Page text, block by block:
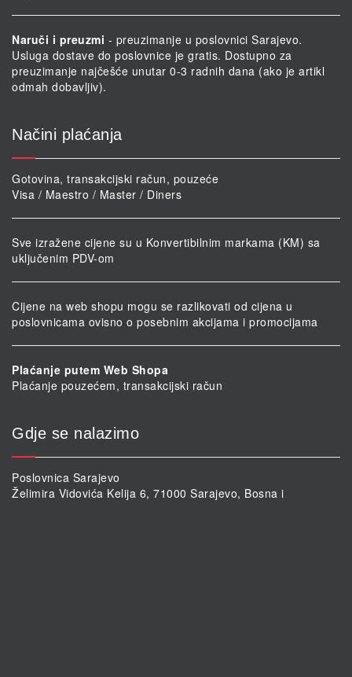
Naruči i preuzmi - preuzimanje u poslovnici Sarajevo.
Usluga dostave do poslovnice je gratis. Dostupno za
preuzimanje najčešće unutar 0-3 radnih dana (ako je artikl
odmah dobavljiv).
Načini plaćanja
Gotovina, transakcijski račun, pouzeće
Visa / Maestro / Master / Diners
Sve izražene cijene su u Konvertibilnim markama (KM) sa
uključenim PDV-om
Cijene na web shopu mogu se razlikovati od cijena u
poslovnicama ovisno o posebnim akcijama i promocijama
Plaćanje putem Web Shopa
Plaćanje pouzećem, transakcijski račun
Gdje se nalazimo
Poslovnica Sarajevo
Želimira Vidovića Kelija 6, 71000 Sarajevo, Bosna i